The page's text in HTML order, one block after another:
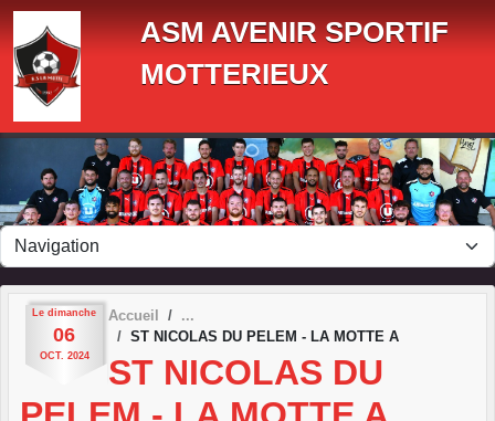
ASM AVENIR SPORTIF
MOTTERIEUX
Le dimanche
06
OCT. 2024
Accueil
ST NICOLAS DU PELEM - LA MOTTE A
ST NICOLAS DU
Panneau de gestion des cookies